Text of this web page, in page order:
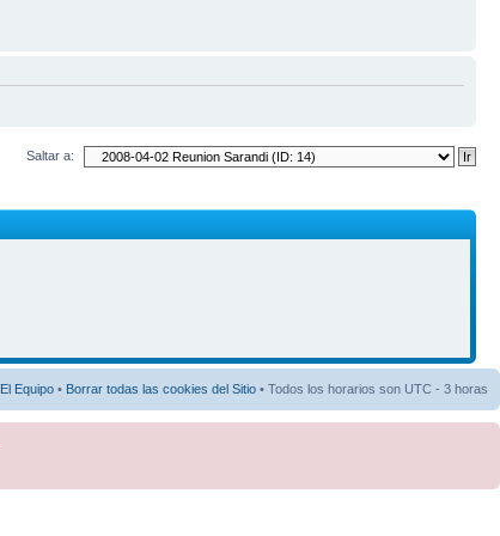
Saltar a:
El Equipo • Borrar todas las cookies del Sitio • Todos los horarios son UTC - 3 horas